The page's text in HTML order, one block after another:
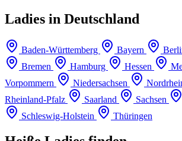
Ladies in Deutschland
Baden-Württemberg Bayern
Bremen
Hamburg Hessen
Vorpommern
Niedersachsen
Rheinland-Pfalz
Saarland Sachsen
Schleswig-Holstein
Thüringen